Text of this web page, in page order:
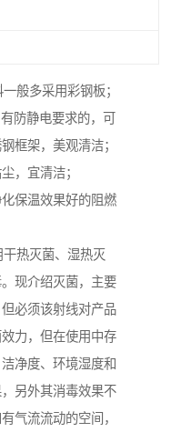
般多采用彩钢板；
防静电要求的，可
框架，美观清洁；
，宜清洁；
保温效果好的阻燃
热灭菌、湿热灭
现介绍灭菌，主要
必须该射线对产品
力，但在使用中存
净度、环境湿度和
另外其消毒效果不
气流流动的空间，